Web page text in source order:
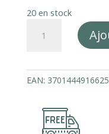
20 en stock
métre100%
souris
EAN: 3701444916625